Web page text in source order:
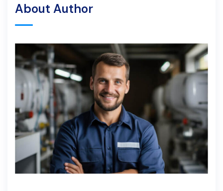
About Author